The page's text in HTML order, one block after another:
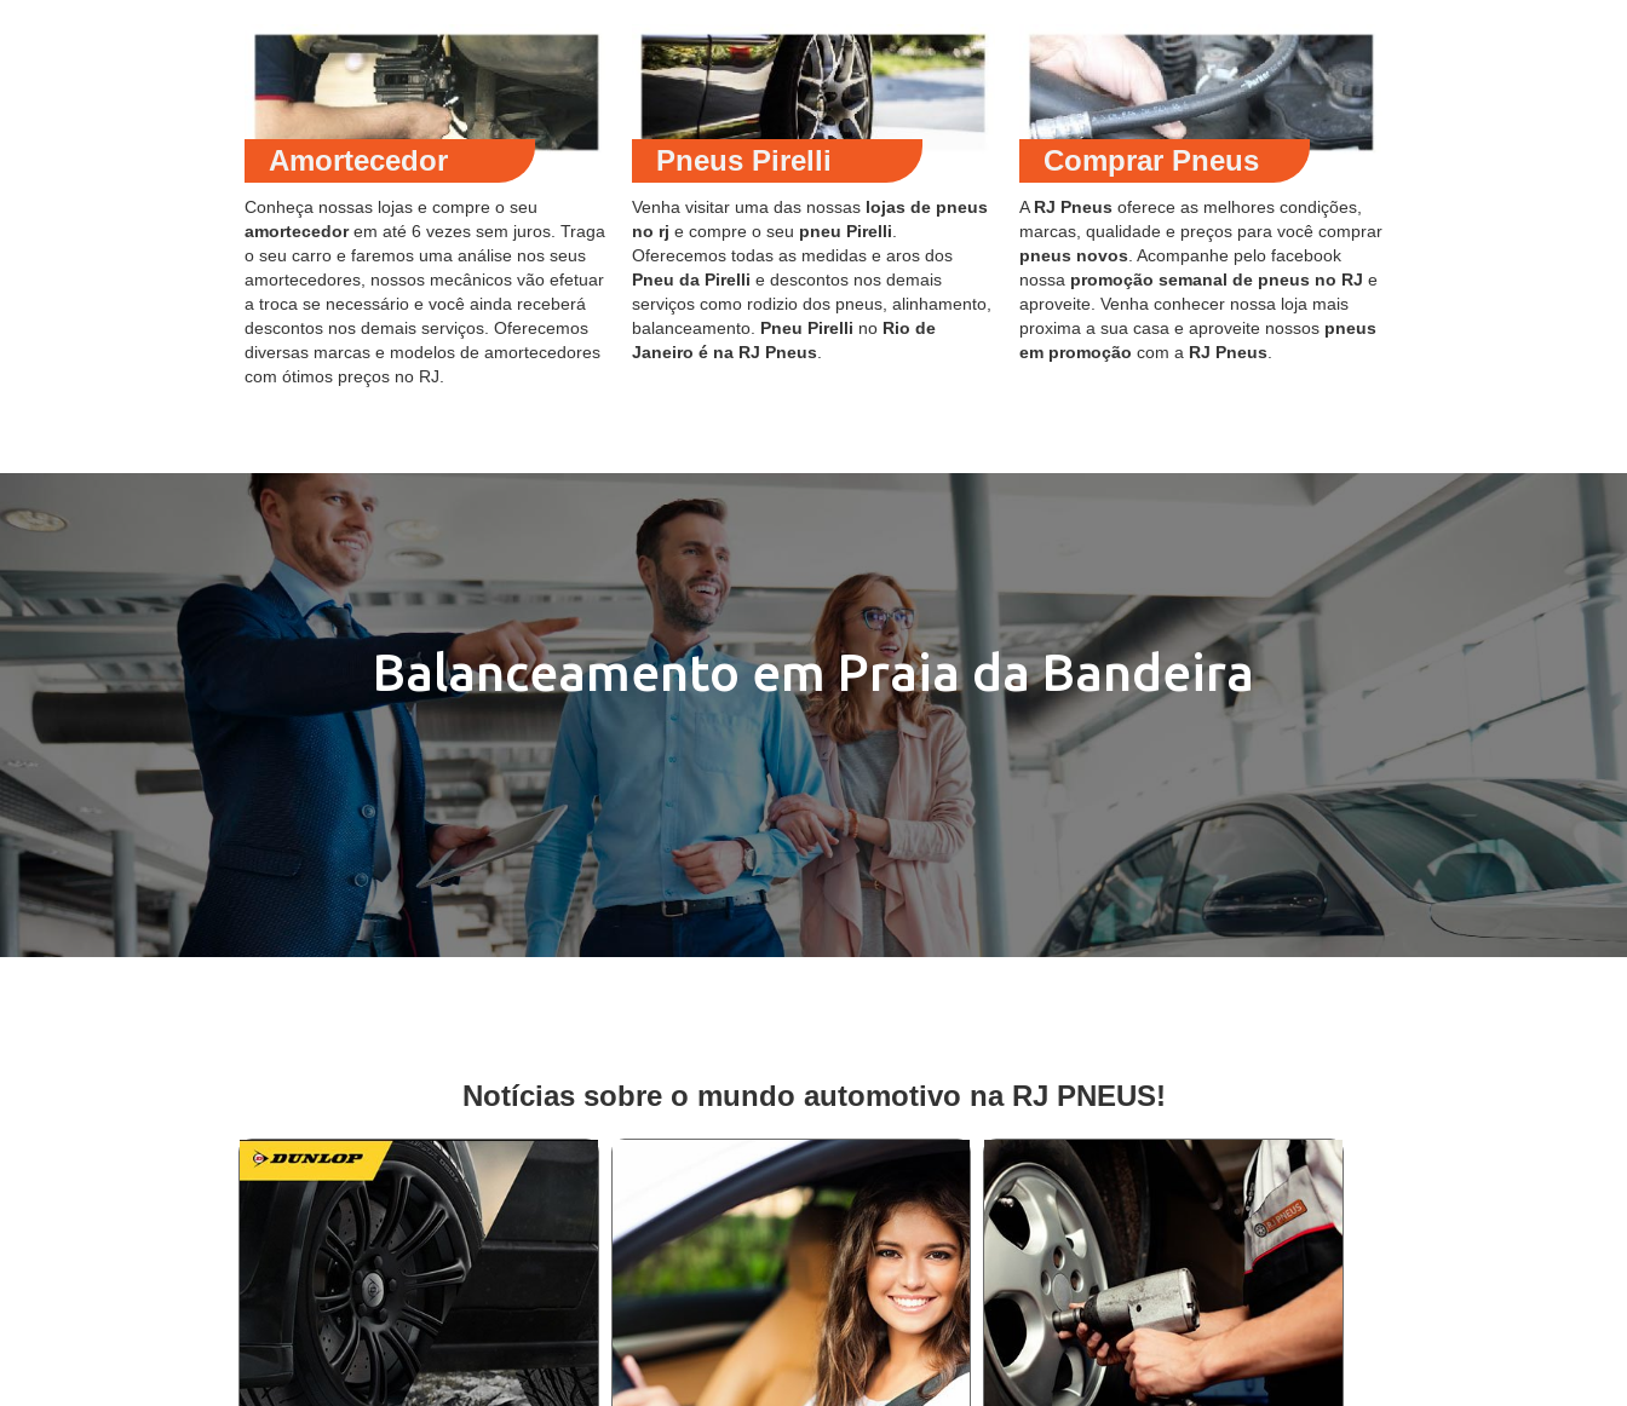
Amortecedor
Conheça nossas lojas e compre o seu
amortecedorem até 6 vezes sem juros. Traga
o seu carro e faremos uma análise nos seus
amortecedores, nossos mecânicos vão efetuar
a troca se necessário e você ainda receberá
descontos nos demais serviços. Oferecemos
diversas marcas e modelos de amortecedores
com ótimos preços no RJ.
Pneus Pirelli
Venha visitar uma das nossas lojas de pneus
no rj e compre o seu pneu Pirelli
Oferecemos todas as medidas e aros dos
Pneu da Pirelli e descontos nos demais
serviços como rodizio dos pneus, alinhamento,
balanceamento. Pneu Pirelli no Rio de
Janeiro é na RJ Pneus
Comprar Pneus
A RJ Pneus oferece as melhores condições,
marcas, qualidade e preços para você comprar
pneus novos . Acompanhe pelo facebook
nossa promoção semanal de pneus no RJ e
aproveite. Venha conhecer nossa loja mais
proxima a sua casa e aproveite nossos pneus
em promoção com a RJ Pneus
Balanceamento em Praia da Bandeira
Notícias sobre o mundo automotivo na RJ PNEUS!